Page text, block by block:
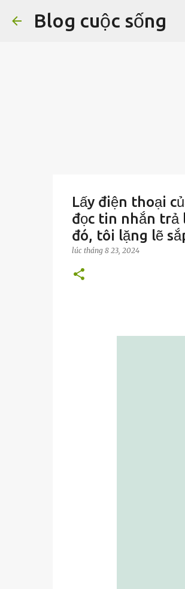
Blog cuộc sống
Lấy điện thoại
đọc tin nhắn trả
đó, tôi lặng lẽ
lúc tháng 8 23, 2024